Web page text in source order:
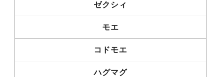
ゼクシィ
モエ
コドモエ
ハグマグ